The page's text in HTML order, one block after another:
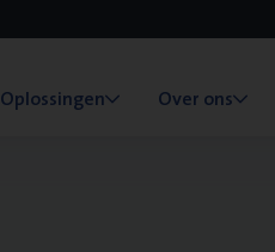
Oplossingen Over ons